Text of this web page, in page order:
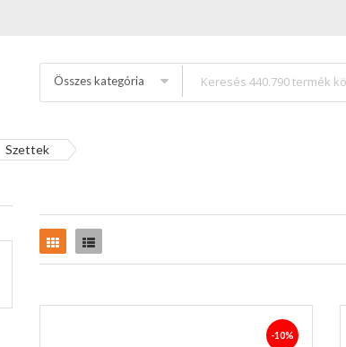
Összes kategória
Szettek
Rács Lista
-10%